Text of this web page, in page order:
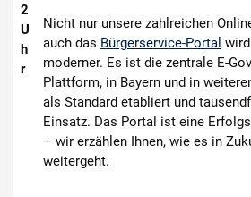
2
U
h
r
Nicht nur unsere zahlreichen
auch das Bürgerservice-Portal
moderner. Es ist die zentrale E-
Plattform, in Bayern und in
als Standard etabliert und
Einsatz. Das Portal ist eine
– wir erzählen Ihnen, wie es in
weitergeht.